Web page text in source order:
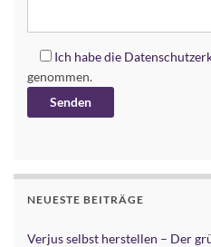
Ich habe die
genommen.
NEUESTE BEITRÄGE
Verjus selbst herstellen – Der